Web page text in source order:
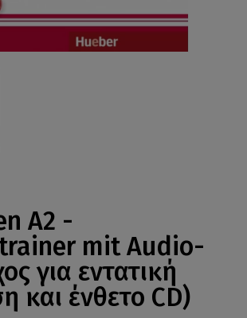
A2 -
mit Audio-
για εντατική
και ένθετο CD)